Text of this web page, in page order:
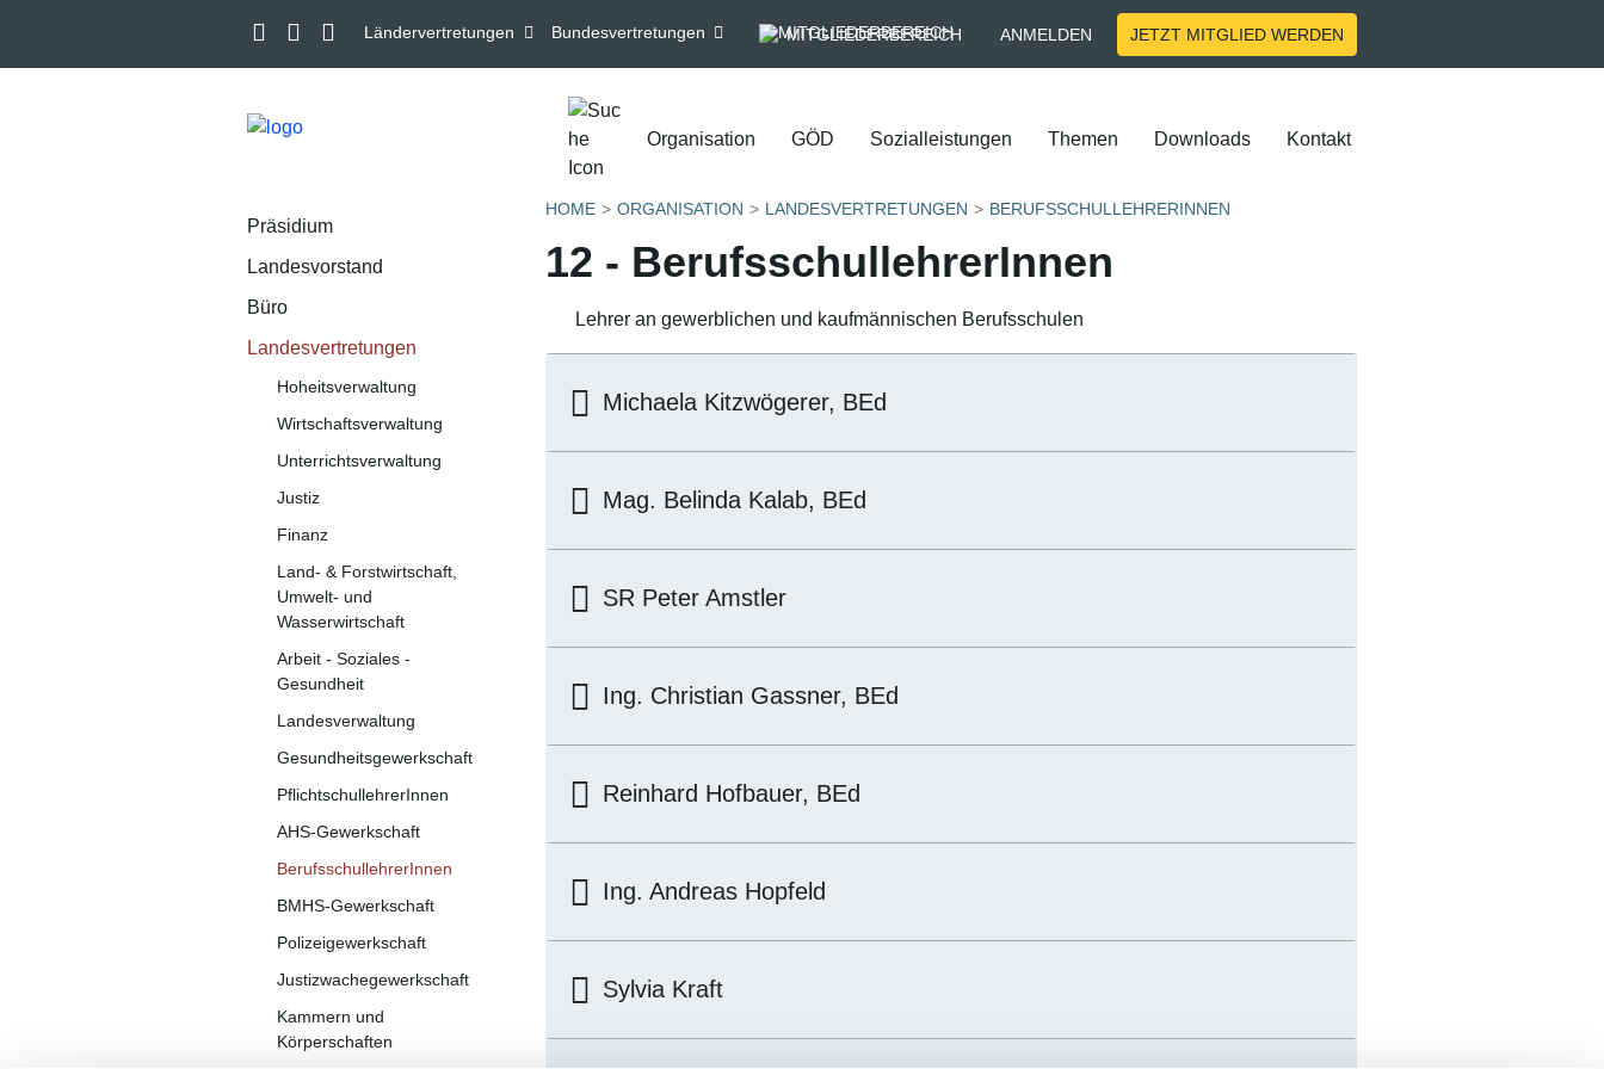
Ländervertretungen Bundesvertretungen MITGLIEDERBEREICH ANMELDEN JETZT MITGLIED WERDEN
Organisation GÖD Sozialleistungen Themen Downloads Kontakt
Präsidium
Landesvorstand
Büro
Landesvertretungen
Hoheitsverwaltung
Wirtschaftsverwaltung
Unterrichtsverwaltung
Justiz
Finanz
Land- & Forstwirtschaft,
Umwelt- und
Wasserwirtschaft
Arbeit - Soziales -
Gesundheit
Landesverwaltung
Gesundheitsgewerkschaft
PflichtschullehrerInnen
AHS-Gewerkschaft
BerufsschullehrerInnen
BMHS-Gewerkschaft
Polizeigewerkschaft
Justizwachegewerkschaft
Kammern und
Körperschaften
HOME ORGANISATION LANDESVERTRETUNGEN BERUFSSCHULLEHRERINNEN
12 - BerufsschullehrerInnen
Lehrer an gewerblichen und kaufmännischen Berufsschulen
Michaela Kitzwögerer, BEd
Mag. Belinda Kalab, BEd
SR Peter Amstler
Ing. Christian Gassner, BEd
Reinhard Hofbauer, BEd
Ing. Andreas Hopfeld
Sylvia Kraft